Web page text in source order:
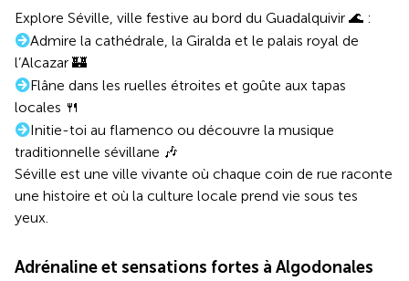
Explore Séville, ville festive au bord du Guadalquivir 🌊 :
Admire la cathédrale, la Giralda et le palais royal de
l’Alcazar 🏰
Flâne dans les ruelles étroites et goûte aux tapas
locales 🍴
Initie-toi au flamenco ou découvre la musique
traditionnelle sévillane 🎶
Séville est une ville vivante où chaque coin de rue raconte
une histoire et où la culture locale prend vie sous tes
yeux.
Adrénaline et sensations fortes à Algodonales